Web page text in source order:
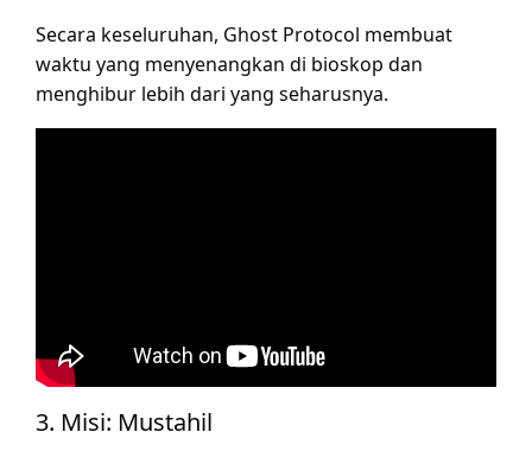
Secara keseluruhan, Ghost Protocol membuat
waktu yang menyenangkan di bioskop dan
menghibur lebih dari yang seharusnya.
3. Misi: Mustahil